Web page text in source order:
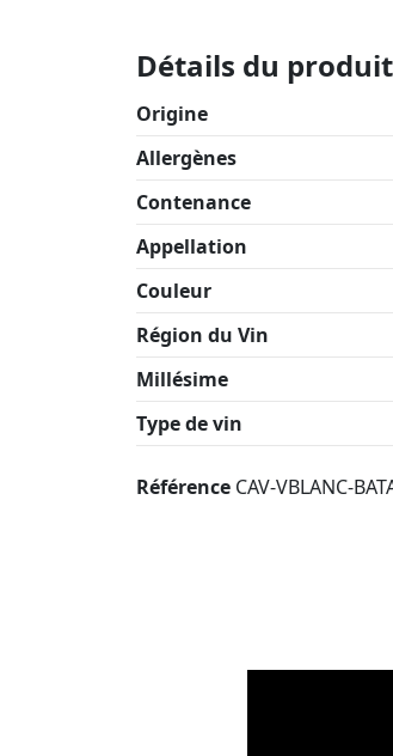
Détails du produit
Origine
Allergènes
Contenance
Appellation
Couleur
Région du Vin
Millésime
Type de vin
Référence CAV-VBLANC-